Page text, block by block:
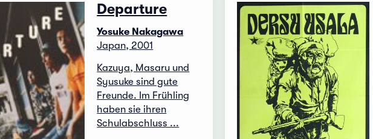
Departure
Yosuke Nakagawa
Japan, 2001
Kazuya, Masaru und
Syusuke sind gute
Freunde. Im Frühling
haben sie ihren
Schulabschluss ...